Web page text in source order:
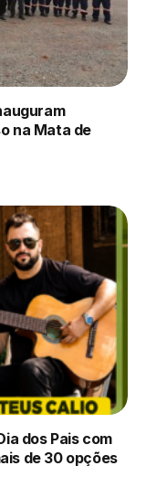
na Mata de
dos Pais com
de 30 opções